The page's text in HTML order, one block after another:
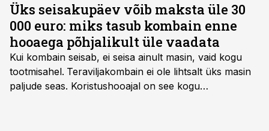
Üks seisakupäev võib maksta üle 30
000 euro: miks tasub kombain enne
hooaega põhjalikult üle vaadata
Kui kombain seisab, ei seisa ainult masin, vaid kogu
tootmisahel. Teraviljakombain ei ole lihtsalt üks masin
paljude seas. Koristushooajal on see kogu